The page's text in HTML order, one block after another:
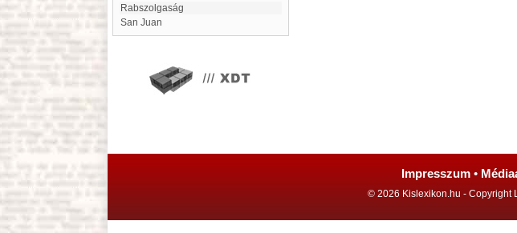
Rabszolgaság
San Juan
Impresszum •
© 2026 Kislexikon.hu - Copyright